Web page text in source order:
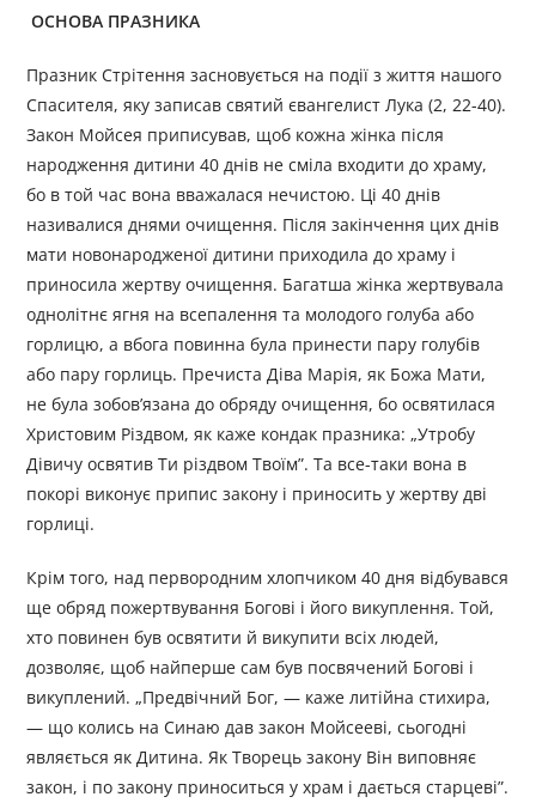
ОСНОВА ПРАЗНИКА
Празник Стрітення засновується на події з життя нашого
Спасителя, яку записав святий євангелист Лука (2, 22-40).
Закон Мойсея приписував, щоб кожна жінка після
народження дитини 40 днів не сміла входити до храму,
бо в той час вона вважалася нечистою. Ці 40 днів
називалися днями очищення. Після закінчення цих днів
мати новонародженої дитини приходила до храму і
приносила жертву очищення. Багатша жінка жертвувала
однолітнє ягня на всепалення та молодого голуба або
горлицю, а вбога повинна була принести пару голубів
або пару горлиць. Пречиста Діва Марія, як Божа Мати,
не була зобов’язана до обряду очищення, бо освятилася
Христовим Різдвом, як каже кондак празника: „Утробу
Дівичу освятив Ти різдвом Твоїм”. Та все-таки вона в
покорі виконує припис закону і приносить у жертву дві
горлиці.
Крім того, над первородним хлопчиком 40 дня відбувався
ще обряд пожертвування Богові і його викуплення. Той,
хто повинен був освятити й викупити всіх людей,
дозволяє, щоб найперше сам був посвячений Богові і
викуплений. „Предвічний Бог, — каже литійна стихира,
— що колись на Синаю дав закон Мойсееві, сьогодні
являється як Дитина. Як Творець закону Він виповняє
закон, і по закону приноситься у храм і дається старцеві”.